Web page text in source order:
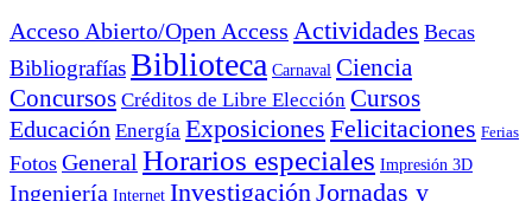
Acceso Abierto/Open Access Actividades Becas
BibliografíasBiblioteca Carnaval Ciencia
Concursos Créditos de Libre Elección Cursos
Educación Energía Exposiciones Felicitaciones Ferias
Fotos General Horarios especiales Impresión 3D
Ingeniería Internet Investigación Jornadas y